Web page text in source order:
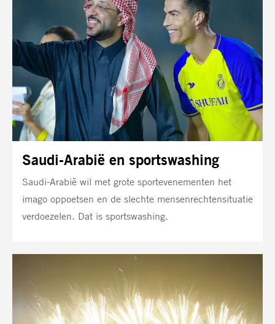
Saudi-Arabië en sportswashing
Saudi-Arabië wil met grote sportevenementen het
imago oppoetsen en de slechte mensenrechtensituatie
verdoezelen. Dat is sportswashing.